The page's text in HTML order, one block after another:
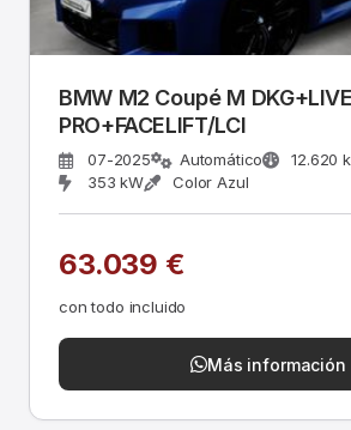
BMW M2 Coupé M
PRO+FACELIFT/LCI
07-2025 Automático 12.620
353 kW
Color Azul
63.039 €
con todo incluido
Más información